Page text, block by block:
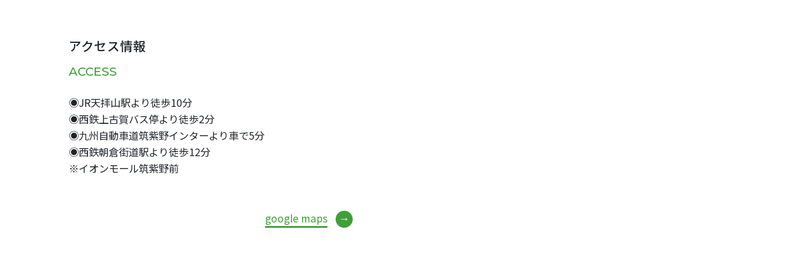
アクセス情報
ACCESS
◉JR天拝山駅より徒歩10分
◉西鉄上古賀バス停より徒歩2分
◉九州自動車道筑紫野インターより車で5分
◉西鉄朝倉街道駅より徒歩12分
※イオンモール筑紫野前
google maps →